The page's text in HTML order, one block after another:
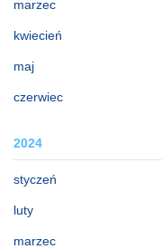
marzec
kwiecień
maj
czerwiec
2024
styczeń
luty
marzec